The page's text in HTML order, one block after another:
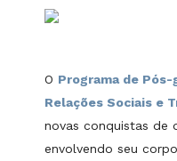
O Programa de
Relações Sociais e
novas conquistas de
envolvendo seu